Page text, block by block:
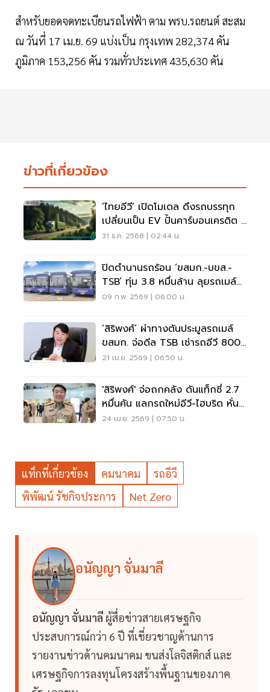
สำหรับยอดจดทะเบียนรถไฟฟ้า ตาม พรบ.รถยนต์ สะสม
ณ วันที่ 17 เม.ย. 69 แบ่งเป็น กรุงเทพ 282,374 คัน
ภูมิภาค 153,256 คัน รวมทั่วประเทศ 435,630 คัน
ข่าวที่เกี่ยวข้อง
‘ไทยอีวี’ เปิดโมเดล ดึงรถบรรทุก
เปลี่ยนเป็น EV ปั้นคาร์บอนเครดิต 1
ล้านตัน ขายสวิส
31 ธ.ค. 2568 | 02:44 น.
ปิดตำนานรถร้อน ‘ขสมก.-บขส.-
TSB’ ทุ่ม 3.8 หมื่นล้าน ลุยรถเมล์อี
วี
09 ก.พ. 2569 | 06:00 น.
‘สิริพงศ์’ ผ่าทางตันประมูลรถเมล์
ขสมก. จ่อดีล TSB เช่ารถอีวี 800
คัน สางปัญหาขาดแคลนรถ
21 เม.ย. 2569 | 06:50 น.
'สิริพงศ์' จ่อถกคลัง ดันแท็กซี่ 2.7
หมื่นคัน แลกรถใหม่อีวี-ไฮบริด หั่น
ภาษีล้อเลื่อน 80%
24 เม.ย. 2569 | 07:50 น.
แท็กที่เกี่ยวข้อง คมนาคม
รถอีวี
พิพัฒน์ รัชกิจประการ
Net Zero
อนัญญา จั่นมาลี
อนัญญา จั่นมาลี ผู้สื่อข่าวสายเศรษฐกิจ
ประสบการณ์กว่า 6 ปี ที่เชี่ยวชาญด้านการ
รายงานข่าวด้านคมนาคม ขนส่งโลจิสติกส์ และ
เศรษฐกิจการลงทุนโครงสร้างพื้นฐานของภาค